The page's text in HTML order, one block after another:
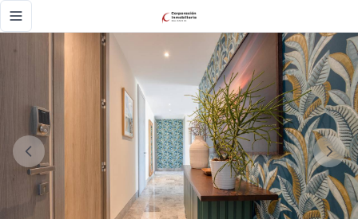
Toggle navigation menu
Apartamento amueblado en Cap Cana | Alquiler 2